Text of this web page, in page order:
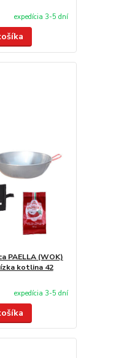
expedícia 3-5 dní
PAELLA (WOK)
kotlina 42
expedícia 3-5 dní